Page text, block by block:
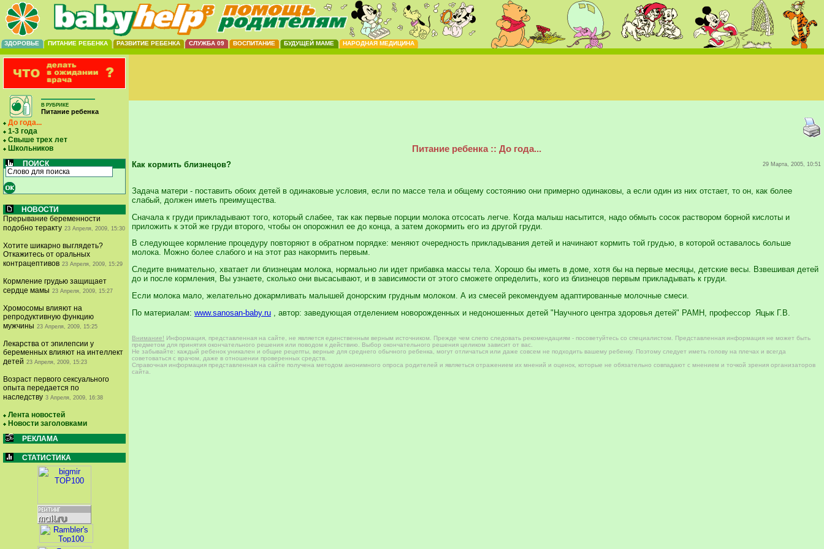
ЗДОРОВЬЕ ПИТАНИЕ РЕБЕНКА РАЗВИТИЕ РЕБЕНКА СЛУЖБА 09 ВОСПИТАНИЕ БУДУЩЕЙ МАМЕ НАРОДНАЯ МЕДИЦИНА
В РУБРИКЕ
Питание ребенка
До года...
1-3 года
Свыше трех лет
Школьников
ПОИСК
НОВОСТИ
Прерывание беременности
подобно теракту 23 Апреля, 2009, 15:30
Хотите шикарно выглядеть?
Откажитесь от оральных
контрацептивов 23 Апреля, 2009, 15:29
Кормление грудью защищает
сердце мамы 23 Апреля, 2009, 15:27
Хромосомы влияют на
репродуктивную функцию
мужчины 23 Апреля, 2009, 15:25
Лекарства от эпилепсии у
беременных влияют на интеллект
детей 23 Апреля, 2009, 15:23
Возраст первого сексуального
опыта передается по
наследству 3 Апреля, 2009, 16:38
Лента новостей
Новости заголовками
РЕКЛАМА
СТАТИСТИКА
Питание ребенка :: До года...
Как кормить близнецов? 29 Марта, 2005, 10:51
Задача матери - поставить обоих детей в одинаковые условия, если по массе тела и общему состоянию они примерно одинаковы, а если один из них отстает, то он, как более
слабый, должен иметь преимущества.
Сначала к груди прикладывают того, который слабее, так как первые порции молока отсосать легче. Когда малыш насытится, надо обмыть сосок раствором борной кислоты и
приложить к этой же груди второго, чтобы он опорожнил ее до конца, а затем докормить его из другой груди.
В следующее кормление процедуру повторяют в обратном порядке: меняют очередность прикладывания детей и начинают кормить той грудью, в которой оставалось больше
молока. Можно более слабого и на этот раз накормить первым.
Следите внимательно, хватает ли близнецам молока, нормально ли идет прибавка массы тела. Хорошо бы иметь в доме, хотя бы на первые месяцы, детские весы. Взвешивая детей
до и после кормления, Вы узнаете, сколько они высасывают, и в зависимости от этого сможете определить, кого из близнецов первым прикладывать к груди.
Если молока мало, желательно докармливать малышей донорским грудным молоком. А из смесей рекомендуем адаптированные молочные смеси.
По материалам: www.sanosan-baby.ru , автор: заведующая отделением новорожденных и недоношенных детей "Научного центра здоровья детей" РАМН, профессор Яцык Г.В.
Внимание! Информация, представленная на сайте, не является единственным верным источником. Прежде чем слепо следовать рекомендациям - посоветуйтесь со специалистом. Представленная информация не может быть
предметом для принятия окончательного решения или поводом к действию. Выбор окончательного решения целиком зависит от вас.
Не забывайте: каждый ребенок уникален и общие рецепты, верные для среднего обычного ребенка, могут отличаться или даже совсем не подходить вашему ребенку. Поэтому следует иметь голову на плечах и всегда
советоваться с врачом, даже в отношении проверенных средств.
Справочная информация представленная на сайте получена методом анонимного опроса родителей и являеться отражением их мнений и оценок, которые не обязательно совпадают с мнением и точкой зрения организаторов
сайта.